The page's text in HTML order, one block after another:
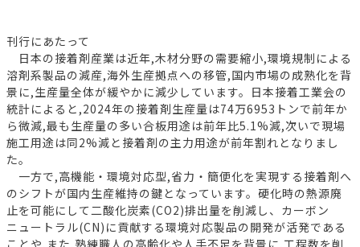
刊行にあたって
日本の接着剤産業は近年,木材分野の需要縮小,環境規制による
溶剤系製品の減産,海外生産拠点への移管,国内市場の成熟化を背
景に,生産量全体が緩やかに減少しています。日本接着工業会の
統計によると,2024年の接着剤生産量は74万6953トンで前年か
ら微減,最も生産量の多い合板用途は前年比5.1%減,次いで現場
施工用途は同2%減と接着剤の主力用途が前年割れとなりまし
た。
一方で,高機能・環境対応型,省力・簡便化を実現する接着剤へ
のシフトが国内生産維持の鍵となっています。硬化時の熱源廃
止を可能にして二酸化炭素(CO2)排出量を削減し、カーボン
ニュートラル(CN)に貢献する環境対応製品の開発が活発である